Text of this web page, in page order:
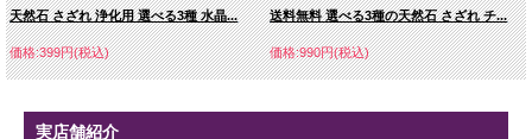
天然石 さざれ 浄化用 選べる3種 水晶...
価格:399円(税込)
送料無料 選べる3種の天然石 さざれ チ...
価格:990円(税込)
実店舗紹介